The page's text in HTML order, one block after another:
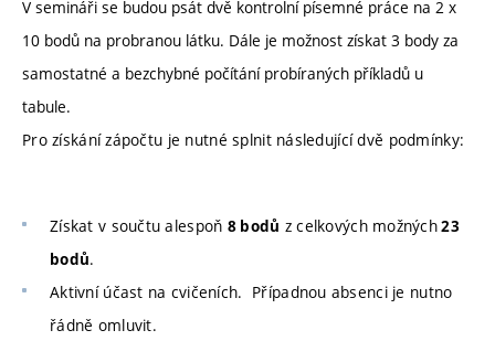
V semináři se budou psát dvě kontrolní písemné práce na 2 x
10 bodů na probranou látku. Dále je možnost získat 3 body za
samostatné a bezchybné počítání probíraných příkladů u
tabule.
Pro získání zápočtu je nutné splnit následující dvě podmínky:
Získat v součtu alespoň 8 bodů z celkových možných23
bodů.
Aktivní účast na cvičeních. Případnou absenci je nutno
řádně omluvit.